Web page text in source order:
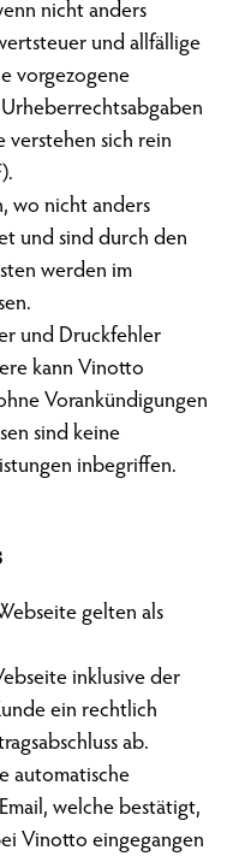
nicht anders
und allfällige
vorgezogene
verstehen sich rein
wo nicht anders
und sind durch den
werden im
und Druckfehler
kann Vinotto
Vorankündigungen
sind keine
inbegriffen.
gelten als
inklusive der
ein rechtlich
ab.
automatische
welche bestätigt,
Vinotto eingegangen